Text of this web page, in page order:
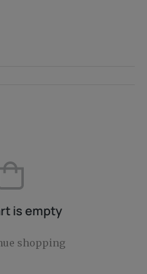
is empty
shopping